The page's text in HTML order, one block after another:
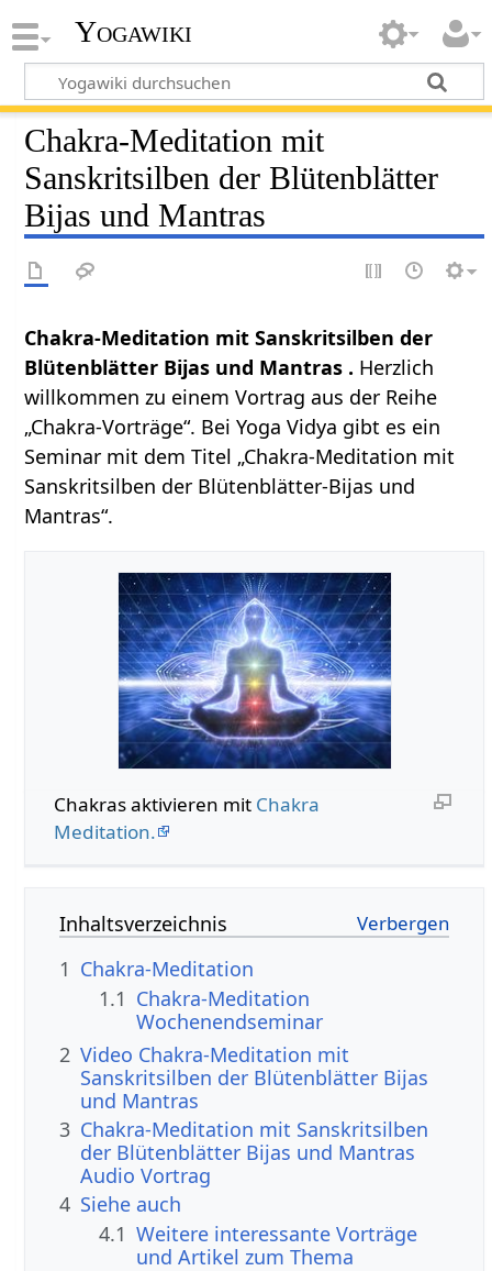
Yogawiki
Chakra-Meditation mit
Sanskritsilben der Blütenblätter
Bijas und Mantras
Chakra-Meditation mit Sanskritsilben der
Blütenblätter Bijas und Mantras . Herzlich
willkommen zu einem Vortrag aus der Reihe
„Chakra-Vorträge“. Bei Yoga Vidya gibt es ein
Seminar mit dem Titel „Chakra-Meditation mit
Sanskritsilben der Blütenblätter-Bijas und
Mantras“.
Chakras aktivieren mit Chakra
Meditation.
Inhaltsverzeichnis
1 Chakra-Meditation
1.1 Chakra-Meditation
Wochenendseminar
2 Video Chakra-Meditation mit
Sanskritsilben der Blütenblätter Bijas
und Mantras
3 Chakra-Meditation mit Sanskritsilben
der Blütenblätter Bijas und Mantras
Audio Vortrag
4 Siehe auch
4.1 Weitere interessante Vorträge
und Artikel zum Thema